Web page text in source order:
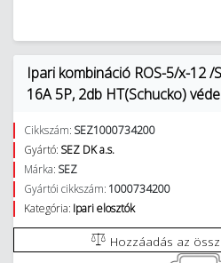
Ipari kombináció ROS-5/x-12 /
16A 5P, 2db HT(Schucko)
Cikkszám: SEZ1000734200
Gyártó: SEZ DK a.s.
Márka: SEZ
Gyártói cikkszám: 1000734200
Kategória: Ipari elosztók
Hozzáadás az